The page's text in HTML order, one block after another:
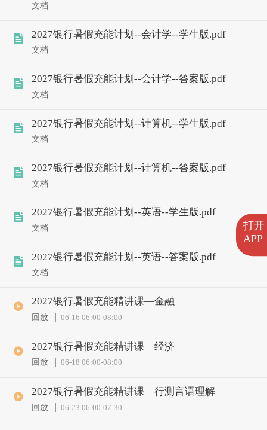
打开
APP
文档
2027银行暑假充能计划--会计学--学生版.pdf
文档
2027银行暑假充能计划--会计学--答案版.pdf
文档
2027银行暑假充能计划--计算机--学生版.pdf
文档
2027银行暑假充能计划--计算机--答案版.pdf
文档
2027银行暑假充能计划--英语--学生版.pdf
文档
2027银行暑假充能计划--英语--答案版.pdf
文档
2027银行暑假充能精讲课—金融
回放 06-16 06:00-08:00
2027银行暑假充能精讲课—经济
回放 06-18 06:00-08:00
2027银行暑假充能精讲课—行测言语理解
回放 06-23 06:00-07:30